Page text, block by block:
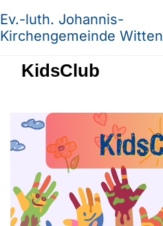
Ev.-luth. Johannis-
Kirchengemeinde Witten
KidsClub